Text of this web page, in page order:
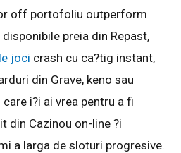
off portofoliu outperform
preia din Repast,
joci crash cu ca?tig instant,
din Grave, keno sau
i?i ai vrea pentru a fi
din Cazinou on-line ?i
a larga de sloturi progresive.